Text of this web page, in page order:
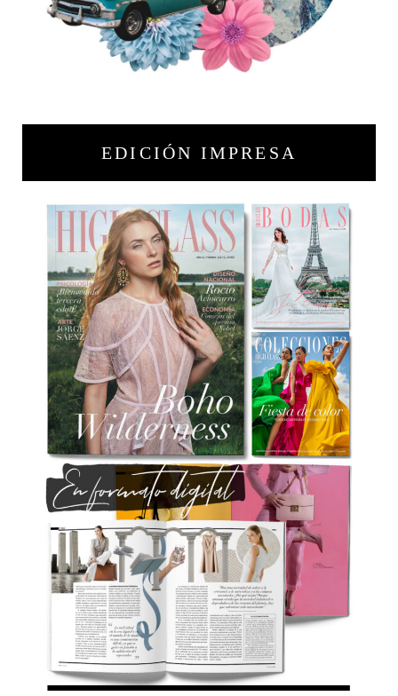
EDICIÓN IMPRESA